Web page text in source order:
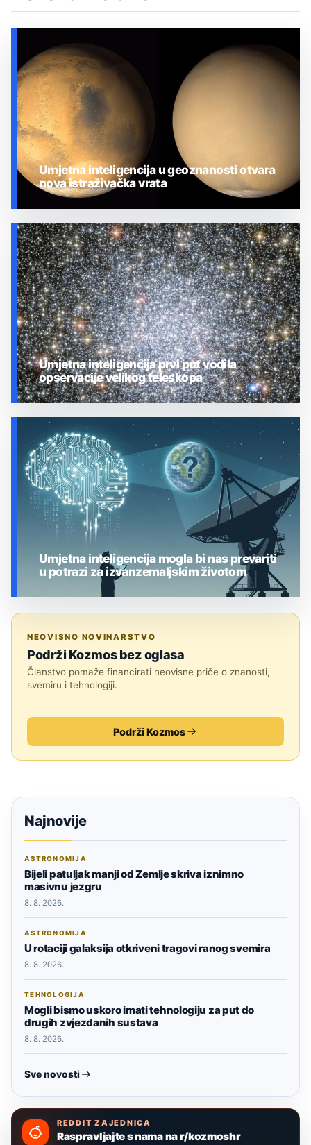
UMJETNA INTELIGENCIJA
Umjetna inteligencija u geoznanosti otvara
nova istraživačka vrata
UMJETNA INTELIGENCIJA
Umjetna inteligencija prvi put vodila
opservacije velikog teleskopa
Umjetna inteligencija mogla bi nas prevariti
u potrazi za izvanzemaljskim životom
NEOVISNO NOVINARSTVO
Podrži Kozmos bez oglasa
Članstvo pomaže financirati neovisne priče o znanosti,
svemiru i tehnologiji.
Podrži Kozmos
Najnovije
ASTRONOMIJA
Bijeli patuljak manji od Zemlje skriva iznimno
masivnu jezgru
8. 8. 2026.
ASTRONOMIJA
U rotaciji galaksija otkriveni tragovi ranog svemira
8. 8. 2026.
TEHNOLOGIJA
Mogli bismo uskoro imati tehnologiju za put do
drugih zvjezdanih sustava
8. 8. 2026.
Sve novosti
REDDIT ZAJEDNICA
Raspravljajte s nama na r/kozmoshr